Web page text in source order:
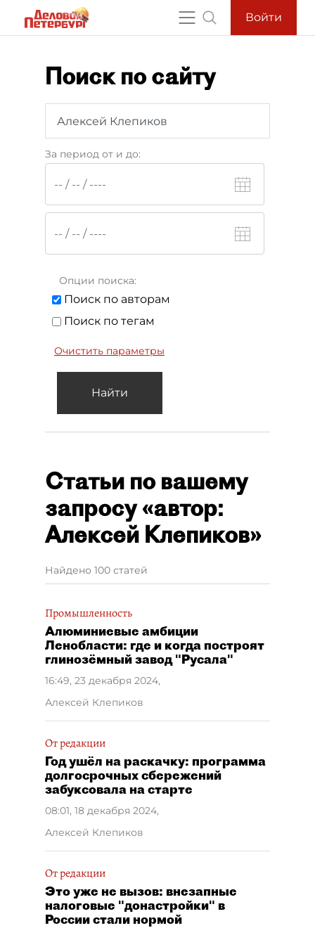
Войти
Поиск по сайту
За период от и до:
Опции поиска:
Поиск по авторам
Поиск по тегам
Найти
Очистить параметры
Статьи по вашему
запросу «автор:
Алексей Клепиков»
Найдено 100 статей
Промышленность
Алюминиевые амбиции
Ленобласти: где и когда построят
глинозёмный завод "Русала"
16:49, 23 декабря 2024,
Алексей Клепиков
От редакции
Год ушёл на раскачку: программа
долгосрочных сбережений
забуксовала на старте
08:01, 18 декабря 2024,
Алексей Клепиков
От редакции
Это уже не вызов: внезапные
налоговые "донастройки" в
России стали нормой